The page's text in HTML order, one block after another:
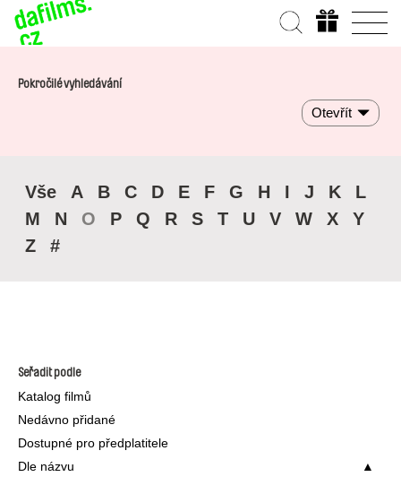
Pokročilé vyhledávání
Otevřít
Vše A B C D E F G H I J K
L
M
N O P Q R S T U V W X
Y
Z
#
Seřadit podle
Katalog filmů
Nedávno přidané
Dostupné pro předplatitele
Dle názvu